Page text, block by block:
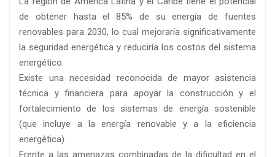
de obtener hasta el 85% de su energía de fuentes
renovables para 2030, lo cual mejoraría significativamente
la seguridad energética y reduciría los costos del sistema
energético.
Existe una necesidad reconocida de mayor asistencia
técnica y financiera para apoyar la construcción y el
fortalecimiento de los sistemas de energía sostenible
(que incluye a la energía renovable y a la eficiencia
energética).
Frente a las amenazas combinadas de la dificultad en el